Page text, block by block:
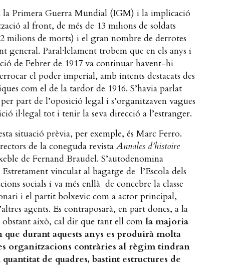
la Primera Guerra Mundial (IGM) i la implicació
al front, de més de 13 milions de soldats
milions de morts) i el gran nombre de derrotes
general. Paral·lelament trobem que en els anys i
de Febrer de 1917 va continuar havent-hi
el poder imperial, amb intents destacats des
com el de la tardor de 1916. S’havia parlat
part de l’oposició legal i s’organitzaven vagues
il·legal tot i tenir la seva direcció a l’estranger.
situació prèvia, per exemple, és Marc Ferro.
de la coneguda revista Annales d’histoire
de Fernand Braudel. S’autodenomina
vinculat al bagatge de l’Escola dels
socials i va més enllà de concebre la classe
i el partit bolxevic com a actor principal,
agents. Es contraposarà, en part doncs, a la
això, cal dir que tant ell com la majoria
durant aquests anys es produirà molta
organitzacions contràries al règim tindran
de quadres, bastint estructures de